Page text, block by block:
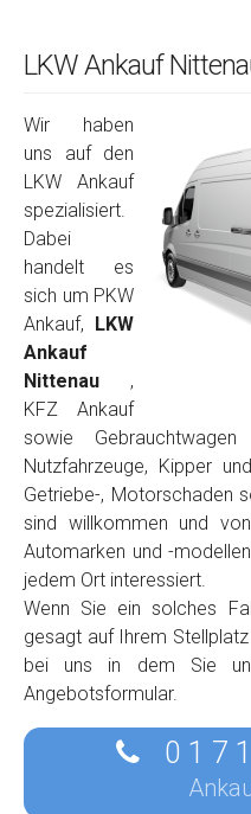
LKW Ankauf
Wir haben
uns auf den
LKW Ankauf
spezialisiert.
Dabei
handelt es
sich um PKW
Ankauf,
LKW
Ankauf
Nittenau ,
KFZ Ankauf
sowie
Nutzfahrzeuge, Kipper
Getriebe-, Motorschaden
sind willkommen und
Automarken und -
jedem Ort interessiert.
Wenn Sie ein solches
gesagt auf Ihrem
bei uns in dem Sie
Angebotsformular.
0 1 7